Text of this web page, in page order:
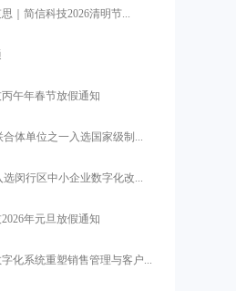
｜简信科技2026清明节...
午年春节放假通知
体单位之一入选国家级制...
闵行区中小企业数字化改...
年元旦放假通知
化系统重塑销售管理与客户...